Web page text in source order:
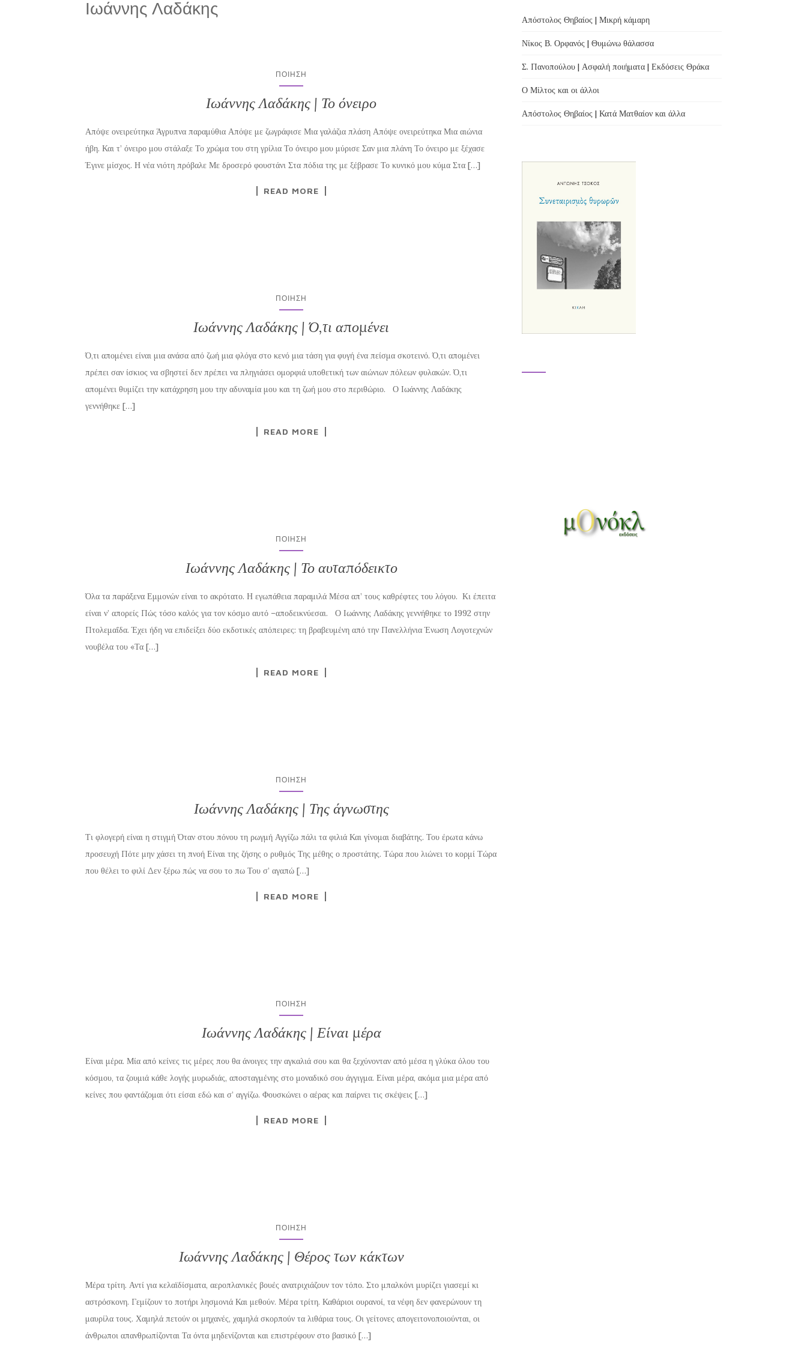
Ιωάννης Λαδάκης
ΠΟΊΗΣΗ
Ιωάννης Λαδάκης | Το όνειρο
Απόψε ονειρεύτηκα Άγρυπνα παραμύθια Απόψε με ζωγράφισε Μια γαλάζια πλάση Απόψε ονειρεύτηκα Μια αιώνια
ήβη. Και τ’ όνειρο μου στάλαξε Το χρώμα του στη γρίλια Το όνειρο μου μύρισε Σαν μια πλάνη Το όνειρο με ξέχασε
Έγινε μίσχος. Η νέα νιότη πρόβαλε Με δροσερό φουστάνι Στα πόδια της με ξέβρασε Το κυνικό μου κύμα Στα […]
READ MORE
ΠΟΊΗΣΗ
Ιωάννης Λαδάκης | Ό,τι απομένει
Ό,τι απομένει είναι μια ανάσα από ζωή μια φλόγα στο κενό μια τάση για φυγή ένα πείσμα σκοτεινό. Ό,τι απομένει
πρέπει σαν ίσκιος να σβηστεί δεν πρέπει να πληγιάσει ομορφιά υποθετική των αιώνιων πόλεων φυλακών. Ό,τι
απομένει θυμίζει την κατάχρηση μου την αδυναμία μου και τη ζωή μου στο περιθώριο. Ο Ιωάννης Λαδάκης
γεννήθηκε […]
READ MORE
ΠΟΊΗΣΗ
Ιωάννης Λαδάκης | Το αυταπόδεικτο
Όλα τα παράξενα Εμμονών είναι το ακρότατο. Η εγωπάθεια παραμιλά Μέσα απ’ τους καθρέφτες του λόγου. Κι έπειτα
είναι ν’ απορείς Πώς τόσο καλός για τον κόσμο αυτό –αποδεικνύεσαι. Ο Ιωάννης Λαδάκης γεννήθηκε το 1992 στην
Πτολεμαΐδα. Έχει ήδη να επιδείξει δύο εκδοτικές απόπειρες: τη βραβευμένη από την Πανελλήνια Ένωση Λογοτεχνών
νουβέλα του «Τα […]
READ MORE
ΠΟΊΗΣΗ
Ιωάννης Λαδάκης | Της άγνωστης
Τι φλογερή είναι η στιγμή Όταν στου πόνου τη ρωγμή Αγγίζω πάλι τα φιλιά Και γίνομαι διαβάτης. Του έρωτα κάνω
προσευχή Πότε μην χάσει τη πνοή Είναι της ζήσης ο ρυθμός Της μέθης ο προστάτης. Τώρα που λιώνει το κορμί Τώρα
που θέλει το φιλί Δεν ξέρω πώς να σου το πω Του σ’ αγαπώ […]
READ MORE
ΠΟΊΗΣΗ
Ιωάννης Λαδάκης | Είναι μέρα
Είναι μέρα. Μία από κείνες τις μέρες που θα άνοιγες την αγκαλιά σου και θα ξεχύνονταν από μέσα η γλύκα όλου του
κόσμου, τα ζουμιά κάθε λογής μυρωδιάς, αποσταγμένης στο μοναδικό σου άγγιγμα. Είναι μέρα, ακόμα μια μέρα από
κείνες που φαντάζομαι ότι είσαι εδώ και σ’ αγγίζω. Φουσκώνει ο αέρας και παίρνει τις σκέψεις […]
READ MORE
ΠΟΊΗΣΗ
Ιωάννης Λαδάκης | Θέρος των κάκτων
Μέρα τρίτη. Αντί για κελαϊδίσματα, αεροπλανικές βουές ανατριχιάζουν τον τόπο. Στο μπαλκόνι μυρίζει γιασεμί κι
αστρόσκονη. Γεμίζουν το ποτήρι λησμονιά Και μεθούν. Μέρα τρίτη. Καθάριοι ουρανοί, τα νέφη δεν φανερώνουν τη
μαυρίλα τους. Χαμηλά πετούν οι μηχανές, χαμηλά σκορπούν τα λιθάρια τους. Οι γείτονες απογειτονοποιούνται, οι
άνθρωποι απανθρωπίζονται Τα όντα μηδενίζονται και επιστρέφουν στο βασικό […]
Απόστολος Θηβαίος | Μικρή κάμαρη
Νίκος Β. Ορφανός | Θυμώνω θάλασσα
Σ. Πανοπούλου | Ασφαλή ποιήματα | Εκδόσεις Θράκα
Ο Μίλτος και οι άλλοι
Απόστολος Θηβαίος | Κατά Ματθαίον και άλλα